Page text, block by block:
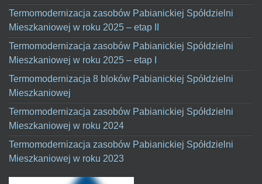
Termomodernizacja zasobów Pabianickiej Spółdzielni
Mieszkaniowej w roku 2025 – etap II
Termomodernizacja zasobów Pabianickiej Spółdzielni
Mieszkaniowej w roku 2025 – etap I
Termomodernizacja 8 bloków Pabianickiej Spółdzielni
Mieszkaniowej
Termomodernizacja zasobów Pabianickiej Spółdzielni
Mieszkaniowej w roku 2024
Termomodernizacja zasobów Pabianickiej Spółdzielni
Mieszkaniowej w roku 2023